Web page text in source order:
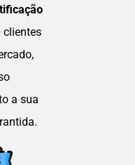
clientes
a sua